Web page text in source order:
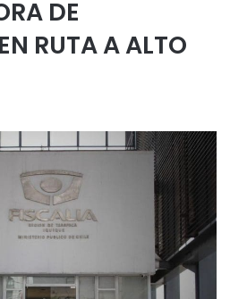
DE
RUTA A ALTO